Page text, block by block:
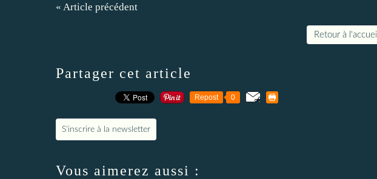
« Article précédent
Retour à l'accueil
Partager cet article
Repost 0
S'inscrire à la newsletter
Vous aimerez aussi :